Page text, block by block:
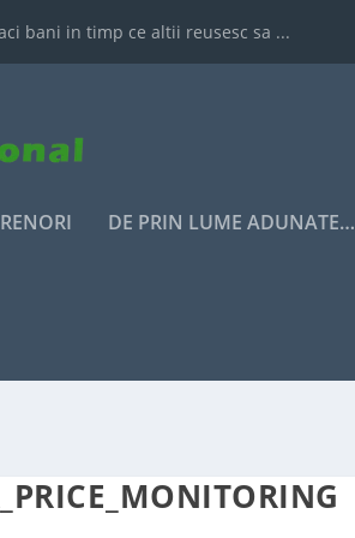
bani in timp ce altii reusesc sa ...
DE PRIN LUME ADUNATE…